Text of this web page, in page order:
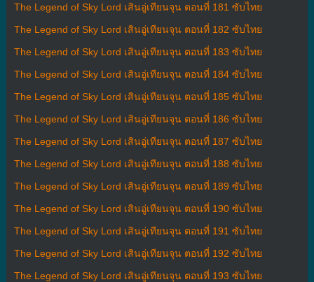
The Legend of Sky Lord เสินอู่เทียนจุน ตอนที่ 181 ซับไทย
The Legend of Sky Lord เสินอู่เทียนจุน ตอนที่ 182 ซับไทย
The Legend of Sky Lord เสินอู่เทียนจุน ตอนที่ 183 ซับไทย
The Legend of Sky Lord เสินอู่เทียนจุน ตอนที่ 184 ซับไทย
The Legend of Sky Lord เสินอู่เทียนจุน ตอนที่ 185 ซับไทย
The Legend of Sky Lord เสินอู่เทียนจุน ตอนที่ 186 ซับไทย
The Legend of Sky Lord เสินอู่เทียนจุน ตอนที่ 187 ซับไทย
The Legend of Sky Lord เสินอู่เทียนจุน ตอนที่ 188 ซับไทย
The Legend of Sky Lord เสินอู่เทียนจุน ตอนที่ 189 ซับไทย
The Legend of Sky Lord เสินอู่เทียนจุน ตอนที่ 190 ซับไทย
The Legend of Sky Lord เสินอู่เทียนจุน ตอนที่ 191 ซับไทย
The Legend of Sky Lord เสินอู่เทียนจุน ตอนที่ 192 ซับไทย
The Legend of Sky Lord เสินอู่เทียนจุน ตอนที่ 193 ซับไทย